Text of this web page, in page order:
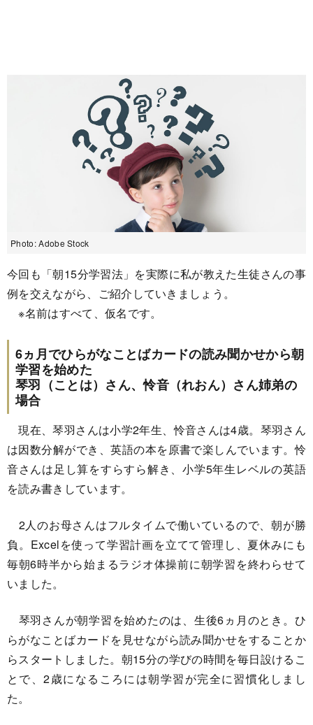
Photo: Adobe Stock
今回も「朝15分学習法」を実際に私が教えた生徒さんの事
例を交えながら、ご紹介していきましょう。
※名前はすべて、仮名です。
6ヵ月でひらがなことばカードの読み聞かせから朝
学習を始めた
琴羽（ことは）さん、怜音（れおん）さん姉弟の
場合
現在、琴羽さんは小学2年生、怜音さんは4歳。琴羽さん
は因数分解ができ、英語の本を原書で楽しんでいます。怜
音さんは足し算をすらすら解き、小学5年生レベルの英語
を読み書きしています。
2人のお母さんはフルタイムで働いているので、朝が勝
負。Excelを使って学習計画を立てて管理し、夏休みにも
毎朝6時半から始まるラジオ体操前に朝学習を終わらせて
いました。
琴羽さんが朝学習を始めたのは、生後6ヵ月のとき。ひ
らがなことばカードを見せながら読み聞かせをすることか
らスタートしました。朝15分の学びの時間を毎日設けるこ
とで、2歳になるころには朝学習が完全に習慣化しまし
た。